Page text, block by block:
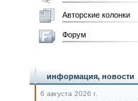
Авторские колонки
Форум
информация, новости
6 августа 2026 г.